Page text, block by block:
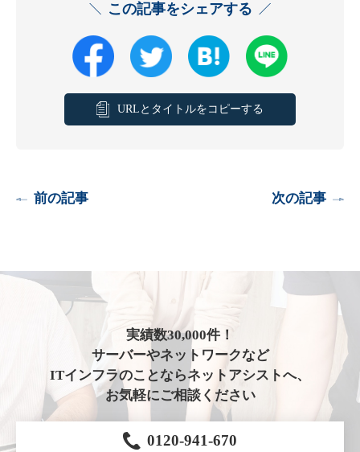
この記事をシェアする
URLとタイトルをコピーする
前の記事 次の記事
実績数30,000件！
サーバーやネットワークなど
ITインフラのことならネットアシストへ、
お気軽にご相談ください
0120-941-670